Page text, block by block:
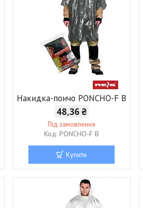
Накидка-пончо PONCHO-F B
48,36 ₴
Під замовлення
PONCHO-F B
Купити